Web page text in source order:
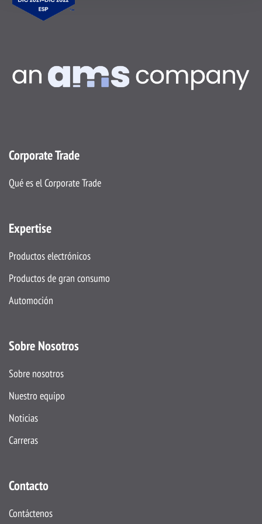
Corporate Trade
Qué es el Corporate Trade
Expertise
Productos electrónicos
Productos de gran consumo
Automoción
Sobre Nosotros
Sobre nosotros
Nuestro equipo
Noticias
Carreras
Contacto
Contáctenos